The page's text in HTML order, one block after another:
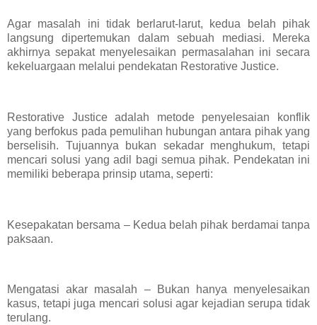
Agar masalah ini tidak berlarut-larut, kedua belah pihak
langsung dipertemukan dalam sebuah mediasi. Mereka
akhirnya sepakat menyelesaikan permasalahan ini secara
kekeluargaan melalui pendekatan Restorative Justice.
Restorative Justice adalah metode penyelesaian konflik
yang berfokus pada pemulihan hubungan antara pihak yang
berselisih. Tujuannya bukan sekadar menghukum, tetapi
mencari solusi yang adil bagi semua pihak. Pendekatan ini
memiliki beberapa prinsip utama, seperti:
Kesepakatan bersama – Kedua belah pihak berdamai tanpa
paksaan.
Mengatasi akar masalah – Bukan hanya menyelesaikan
kasus, tetapi juga mencari solusi agar kejadian serupa tidak
terulang.